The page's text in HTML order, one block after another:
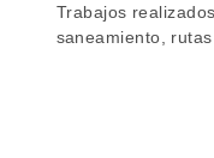
Trabajos
saneamiento,